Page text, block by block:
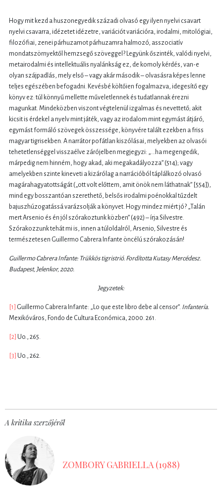
Hogy mit kezd a huszonegyedik századi olvasó egy ilyen nyelvi csavart
nyelvi csavarra, idézetet idézetre, variációt variációra, irodalmi, mitológiai,
filozófiai, zenei párhuzamot párhuzamra halmozó, asszociatív
mondatszörnyektől hemzsegő szöveggel? Legyünk őszinték, valódi nyelvi,
metairodalmi és intellektuális nyalánkság ez, de komoly kérdés, van-e
olyan szájpadlás, mely első – vagy akár második – olvasásra képes lenne
teljes egészében befogadni. Kevésbé költőien fogalmazva, idegesítő egy
könyv ez: túl könnyű mellette műveletlennek és tudatlannak érezni
magunkat. Mindeközben viszont végtelenül izgalmas és nevettető; akit
kicsit is érdekel a nyelv mint játék, vagy az irodalom mint egymást átjáró,
egymást formáló szövegek összessége, könyvére talált ezekben a friss
magyar tigrisekben. A narrátor pofátlan kiszólásai, melyekben az olvasói
tehetetlenséggel visszaélve zárójelben megjegyzi: „...ha megengedik,
márpedig nem hinném, hogy akad, aki megakadályozza” (514); vagy
amelyekben szinte kineveti a kizárólag a narrációból táplálkozó olvasó
magárahagyatottságát („ott volt előttem, amit önök nem láthatnak” [554]),
mind egy bosszantóan szerethető, belsős irodalmi poénokkal tűzdelt
bajuszhúzogatássá varázsolják a könyvet. Hogy mindez miért jó? „Talán
mert Arsenio és én jól szórakoztunk közben” (492) – írja Silvestre.
Szórakozzunk tehát mi is, innen a túloldalról, Arsenio, Silvestre és
természetesen Guillermo Cabrera Infante öncélú szórakozásán!
Guillermo Cabrera Infante: Trükkös tigristrió. Fordította Kutasy Mercédesz.
Budapest, Jelenkor, 2020.
Jegyzetek:
[1] Guillermo Cabrera Infante: „Lo que este libro debe al censor”. Infantería.
Mexikóváros, Fondo de Cultura Económica, 2000. 261.
[2] Uo., 265.
[3] Uo., 262.
A kritika szerzőjéről
ZOMBORY GABRIELLA (1988)